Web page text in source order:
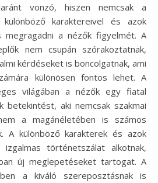
vonzó, hiszen nemcsak a
karaktereivel és azok
megragadni a nézők figyelmét. A
nem csupán szórakoztatnak,
kérdéseket is boncolgatnak, ami
különösen fontos lehet. A
világában a nézők egy fiatal
betekintést, aki nemcsak szakmai
a magánéletében is számos
A különböző karakterek és azok
történetszálat alkotnak,
új meglepetéseket tartogat. A
a kiváló szereposztásnak is